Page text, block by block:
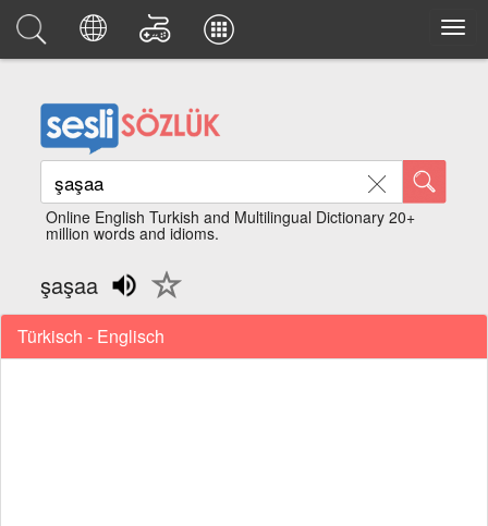
Online English Turkish and Multilingual Dictionary 20+
million words and idioms.
şaşaa
Türkisch - Englisch